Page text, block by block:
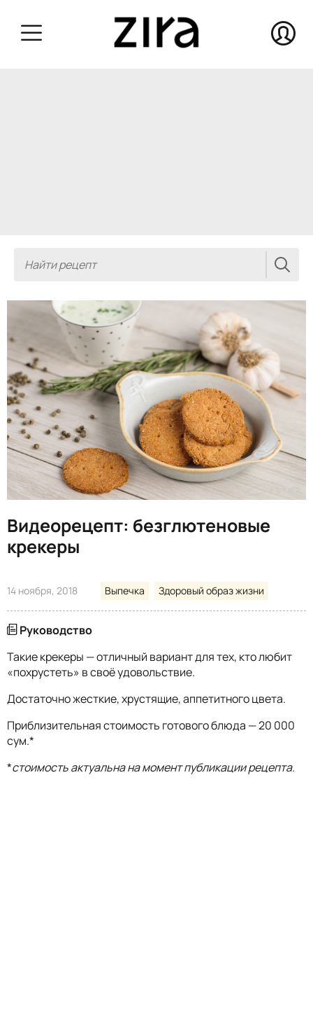
Видеорецепт: безглютеновые
крекеры
14 ноября, 2018 Выпечка Здоровый образ жизни
Руководство
Такие крекеры — отличный вариант для тех, кто любит
«похрустеть» в своё удовольствие.
Достаточно жесткие, хрустящие, аппетитного цвета.
Приблизительная стоимость готового блюда — 20 000
сум.*
*стоимость актуальна на момент публикации рецепта.